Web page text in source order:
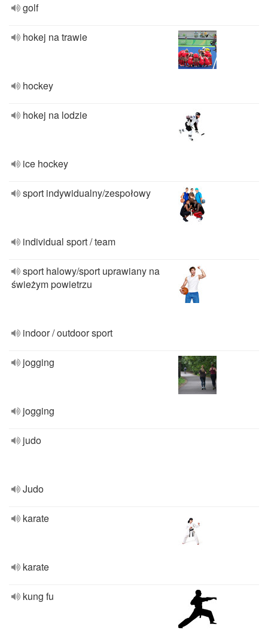
golf
hokej na trawie
hockey
hokej na lodzie
ice hockey
sport indywidualny/zespołowy
individual sport / team
sport halowy/sport uprawiany na
świeżym powietrzu
indoor / outdoor sport
jogging
jogging
judo
Judo
karate
karate
kung fu